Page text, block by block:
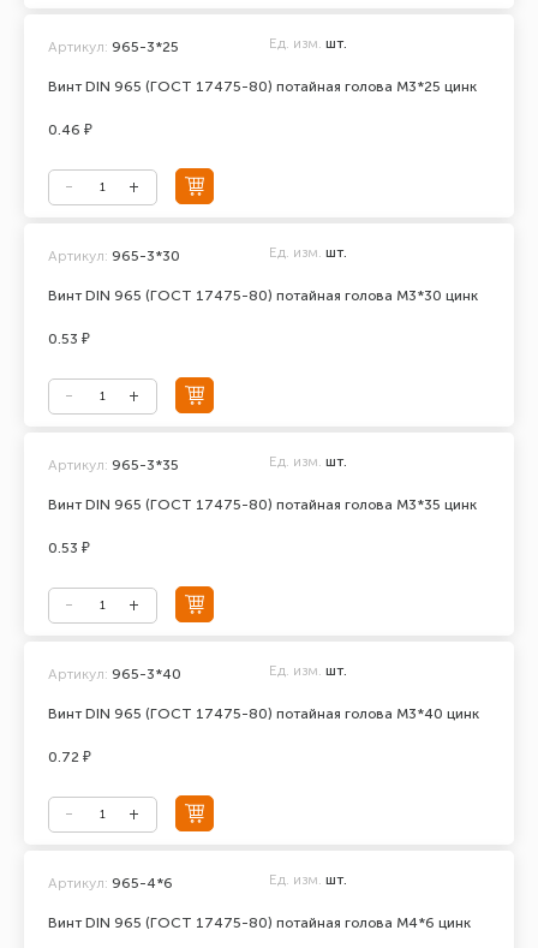
Винт DIN 965 (ГОСТ 17475-80) потайная голова М3*25 цинк
Артикул: 965-3*25 Ед. изм. шт.
0.46 ₽
Винт DIN 965 (ГОСТ 17475-80) потайная голова М3*30 цинк
Артикул: 965-3*30 Ед. изм. шт.
0.53 ₽
Винт DIN 965 (ГОСТ 17475-80) потайная голова М3*35 цинк
Артикул: 965-3*35 Ед. изм. шт.
0.53 ₽
Винт DIN 965 (ГОСТ 17475-80) потайная голова М3*40 цинк
Артикул: 965-3*40 Ед. изм. шт.
0.72 ₽
Винт DIN 965 (ГОСТ 17475-80) потайная голова М4*6 цинк
Артикул: 965-4*6 Ед. изм. шт.